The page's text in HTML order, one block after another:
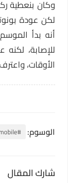
وكان بنعطية
لكن عودة
أنه بدأ الموسم
للإصابة،
الأوقات، واعترف
الوسوم: #mobile
شارك المقال